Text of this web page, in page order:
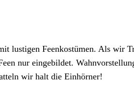
lustigen Feenkostümen. Als wir
nur eingebildet.
wir halt die Einhörner!